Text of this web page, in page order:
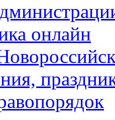
онлайн